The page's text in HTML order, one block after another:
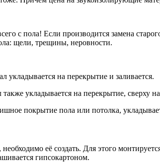
с пола! Если производится замена
щели, трещины, неровности.
укладывается на перекрытие и заливается.
также укладывается на перекрытие,
покрытие пола или потолка,
её создать. Для этого
гипсокартоном.